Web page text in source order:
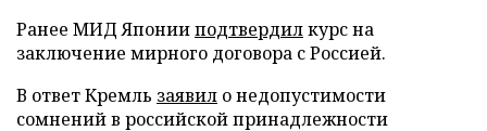
Ранее МИД Японииподтвердилкурс на
заключение мирного договора с Россией.
В ответ Кремль заявил о недопустимости
сомнений в российской принадлежности